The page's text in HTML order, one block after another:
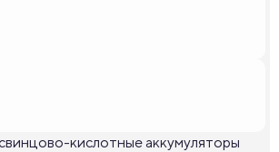
кислотные аккумуляторы